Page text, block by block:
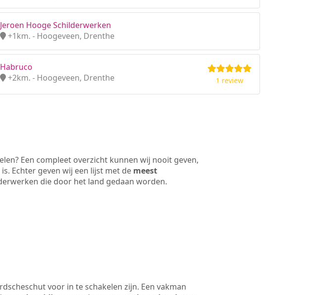
Jeroen Hooge Schilderwerken
+1km. - Hoogeveen, Drenthe
Habruco
+2km. - Hoogeveen, Drenthe
1 review
Een compleet overzicht kunnen wij nooit geven,
Echter geven wij een lijst met de meest
die door het land gedaan worden.
voor in te schakelen zijn. Een vakman